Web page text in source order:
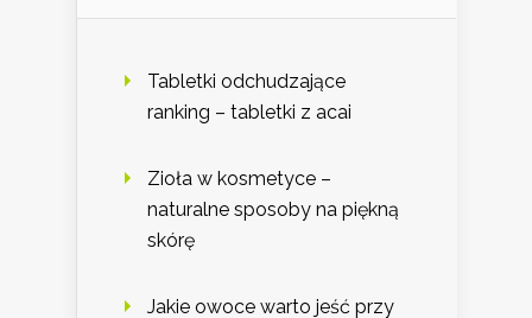
Tabletki odchudzające
ranking – tabletki z acai
Zioła w kosmetyce –
naturalne sposoby na piękną
skórę
Jakie owoce warto jeść przy